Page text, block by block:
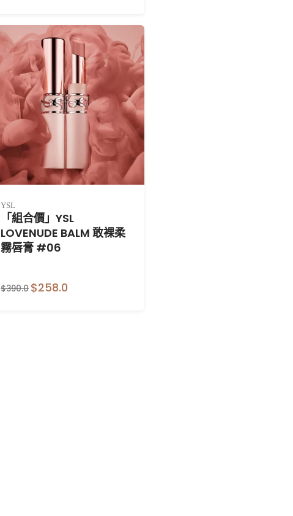
YSL
「組合價」YSL
LOVENUDE BALM 敢裸柔
霧唇膏 #06
$390.0 $258.0